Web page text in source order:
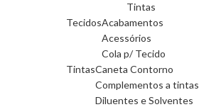
Tintas
TecidosAcabamentos
Acessórios
Cola p/ Tecido
TintasCaneta Contorno
Complementos a tintas
Diluentes e Solventes